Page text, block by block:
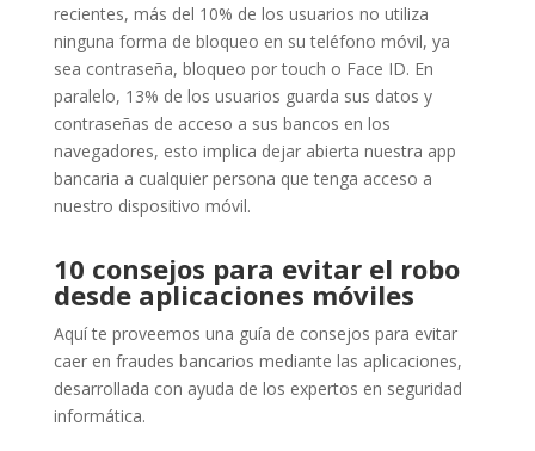
recientes, más del 10% de los usuarios no utiliza
ninguna forma de bloqueo en su teléfono móvil, ya
sea contraseña, bloqueo por touch o Face ID. En
paralelo, 13% de los usuarios guarda sus datos y
contraseñas de acceso a sus bancos en los
navegadores, esto implica dejar abierta nuestra app
bancaria a cualquier persona que tenga acceso a
nuestro dispositivo móvil.
10 consejos para evitar el robo
desde aplicaciones móviles
Aquí te proveemos una guía de consejos para evitar
caer en fraudes bancarios mediante las aplicaciones,
desarrollada con ayuda de los expertos en seguridad
informática.